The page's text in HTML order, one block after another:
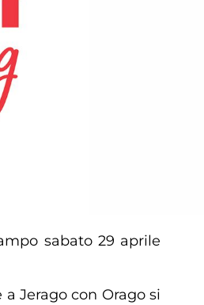
sabato 29 aprile
a Jerago con Orago si